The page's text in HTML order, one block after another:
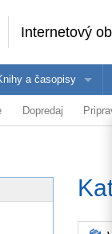
Internetový
a časopisy
široká - pozrite
Dopredaj